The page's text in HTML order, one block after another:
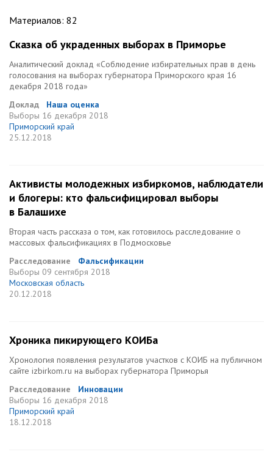
Материалов: 82
Сказка об украденных выборах в Приморье
Аналитический доклад «Соблюдение избирательных прав в день
голосования на выборах губернатора Приморского края 16
декабря 2018 года»
Доклад
Наша оценка
Выборы 16 декабря 2018
Приморский край
25.12.2018
Активисты молодежных избиркомов, наблюдатели
и блогеры: кто фальсифицировал выборы
в Балашихе
Вторая часть рассказа о том, как готовилось расследование о
массовых фальсификациях в Подмосковье
Расследование
Фальсификации
Выборы 09 сентября 2018
Московская область
20.12.2018
Хроника пикирующего КОИБа
Хронология появления результатов участков с КОИБ на публичном
сайте izbirkom.ru на выборах губернатора Приморья
Расследование
Инновации
Выборы 16 декабря 2018
Приморский край
18.12.2018